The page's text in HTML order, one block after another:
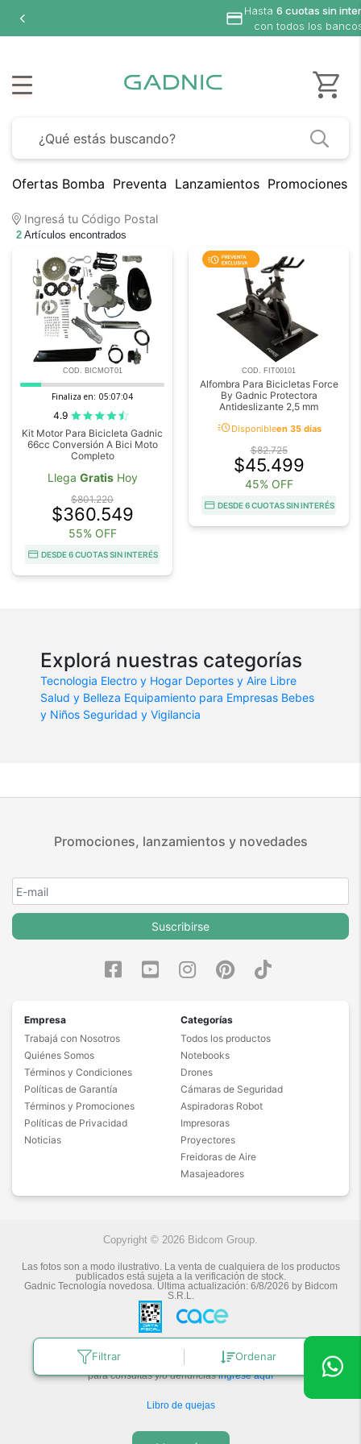
Hasta 6 cuotas sin
con todos los
Ofertas Bomba Preventa Lanzamientos Promociones
Ingresá tu Código Postal
2 Artículos encontrados
Filtrar Ordenar
COD. BICMOT01
Finaliza en: 05:07:04
4.9
Kit Motor Para Bicicleta Gadnic
66cc Conversión A Bici Moto
Completo
Llega GratisHoy
$801.220
$360.549
55% OFF
DESDE 6 CUOTAS SIN INTERÉS
COD. FIT00101
Alfombra Para Bicicletas Force
By Gadnic Protectora
Antideslizante 2,5 mm
acuteDisponibleen 35 días
$82.725
$45.499
45% OFF
DESDE 6 CUOTAS SIN INTERÉS
Explorá nuestras categorías
Tecnologia Electro y Hogar Deportes y Aire Libre
Salud y Belleza Equipamiento para Empresas Bebes
y Niños Seguridad y Vigilancia
Promociones, lanzamientos y novedades
Suscribirse
Empresa
Trabajá con Nosotros
Quiénes Somos
Términos y Condiciones
Políticas de Garantía
Términos y Promociones
Políticas de Privacidad
Noticias
Categorías
Todos los productos
Notebooks
Drones
Cámaras de Seguridad
Aspiradoras Robot
Impresoras
Proyectores
Freidoras de Aire
Masajeadores
Copyright © 2026 Bidcom Group.
Las fotos son a modo ilustrativo. La venta de cualquiera de los productos
publicados está sujeta a la verificación de stock.
Gadnic Tecnología novedosa.Última actualización: 6/8/2026 by Bidcom
S.R.L.
Botón de arrepentimiento
Defensa de las y los Consumidores
para consultas y/o denunciasingrese aquí
Libro de quejas